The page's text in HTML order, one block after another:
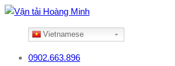
Vietnamese
0902.663.896